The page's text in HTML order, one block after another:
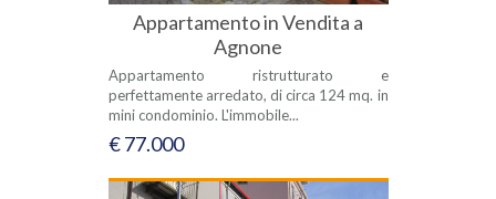
Appartamento in Vendita a
Agnone
Appartamento ristrutturato e
perfettamente arredato, di circa 124 mq. in
mini condominio. L'immobile...
€ 77.000